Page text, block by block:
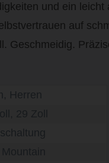
und ein
auf
Geschmeidig.
Herren